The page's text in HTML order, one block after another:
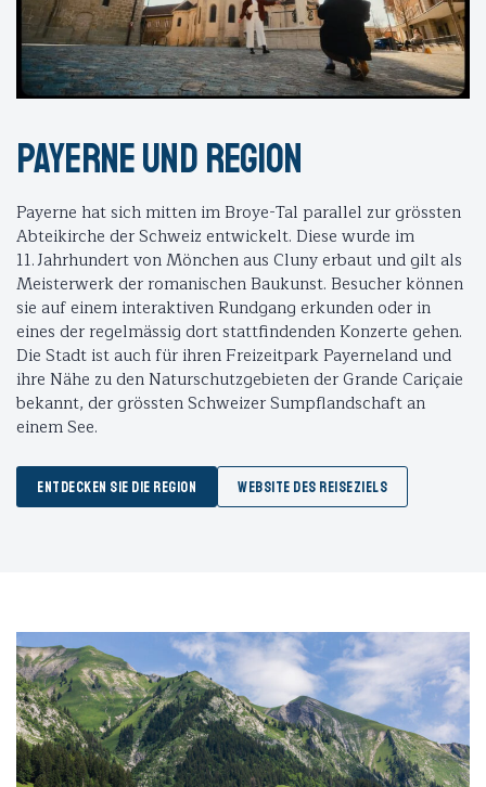
Payerne und region
Payerne hat sich mitten im Broye-Tal parallel zur grössten
Abteikirche der Schweiz entwickelt. Diese wurde im
11. Jahrhundert von Mönchen aus Cluny erbaut und gilt als
Meisterwerk der romanischen Baukunst. Besucher können
sie auf einem interaktiven Rundgang erkunden oder in
eines der regelmässig dort stattfindenden Konzerte gehen.
Die Stadt ist auch für ihren Freizeitpark Payerneland und
ihre Nähe zu den Naturschutzgebieten der Grande Cariçaie
bekannt, der grössten Schweizer Sumpflandschaft an
einem See.
ENTDECKEN SIE DIE REGION WEBSITE DES REISEZIELS